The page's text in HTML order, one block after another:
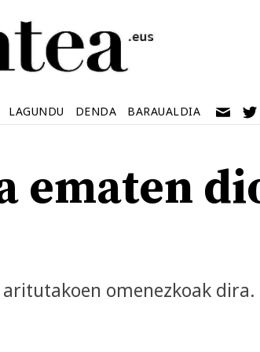
LAGUNDU DENDA BARAUALDIA
ematen
omenezkoak dira.